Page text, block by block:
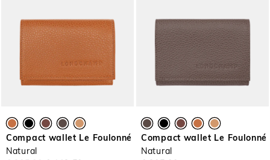
Compact wallet Le Foulonné
Natural
Compact wallet Le Foulonné
Natural